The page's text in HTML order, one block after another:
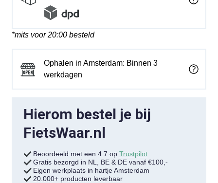
*mits voor 20:00 besteld
Ophalen in Amsterdam: Binnen 3
werkdagen
Hierom bestel je bij
FietsWaar.nl
Beoordeeld met een 4.7 op Trustpilot
Gratis bezorgd in NL, BE & DE vanaf €100,-
Eigen werkplaats in hartje Amsterdam
20.000+ producten leverbaar